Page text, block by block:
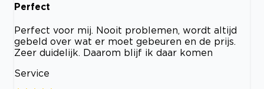
Perfect
Perfect voor mij. Nooit problemen, wordt altijd
gebeld over wat er moet gebeuren en de prijs.
Zeer duidelijk. Daarom blijf ik daar komen
Service